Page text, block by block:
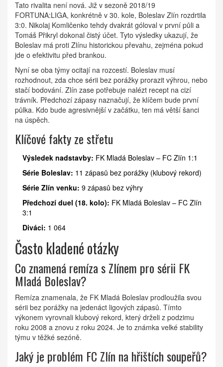
Tato rivalita není nová. Již v sezoně 2018/19
FORTUNA:LIGA, konkrétně v 30. kole, Boleslav Zlín rozdrtila
3:0. Nikolaj Komličenko tehdy dvakrát góloval v první půli a
Tomáš Přikryl dokonal čistý účet. Tyto výsledky ukazují, že
Boleslav má proti Zlínu historickou převahu, zejména pokud
jde o efektivitu před brankou.
Nyní se oba týmy ocitají na rozcestí. Boleslav musí
rozhodnout, zda chce sérii bez porážky prorazit výhrou, nebo
stačí bodování. Zlín zase potřebuje nalézt recept na cizí
trávník. Předchozí zápasy naznačují, že klíčem bude první
půlka. Kdo bude agresivnější v začátku, ten má větší šanci
na úspěch.
Klíčové fakty ze střetu
Výsledek nadstavby: FK Mladá Boleslav – FC Zlín 1:1
Série Boleslav: 11 zápasů bez porážky (klubový rekord)
Série Zlín venku: 9 zápasů bez výhry
Předchozí duel (18. kolo): FK Mladá Boleslav – FC Zlín
3:1
Diváci: 1 064
Často kladené otázky
Co znamená remíza s Zlínem pro sérii FK
Mladá Boleslav?
Remíza znamenala, že FK Mladá Boleslav prodloužila svou
sérii bez porážky na jedenáct ligových zápasů. Tímto
výkonem vyrovnali klubový rekord, který drželi z podzimu
roku 2008 a znovu z roku 2024. Je to známka velké stability
týmu v těžké sezóně.
Jaký je problém FC Zlín na hřištích soupeřů?